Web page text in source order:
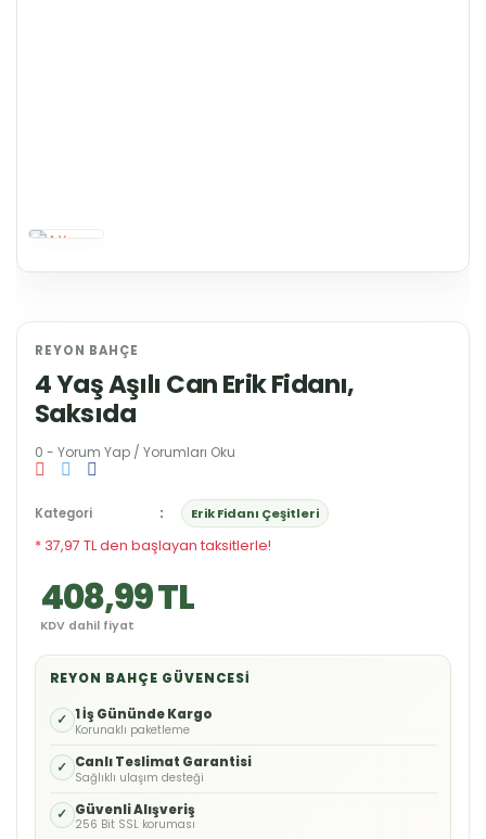
REYON BAHÇE
4 Yaş Aşılı Can Erik Fidanı,
Saksıda
0 - Yorum Yap / Yorumları Oku
Kategori Erik Fidanı Çeşitleri
* 37,97 TL den başlayan taksitlerle!
408,99 TL
KDV dahil fiyat
REYON BAHÇE GÜVENCESI
✓ 1 İş Gününde Kargo
Korunaklı paketleme
✓ Canlı Teslimat Garantisi
Sağlıklı ulaşım desteği
✓ Güvenli Alışveriş
256 Bit SSL koruması